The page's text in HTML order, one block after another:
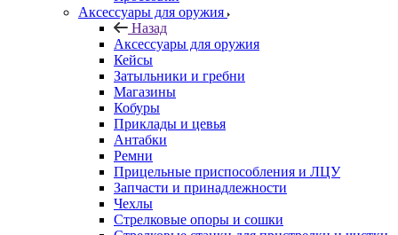
Аксессуары для оружия
Назад
Аксессуары для оружия
Кейсы
Затыльники и гребни
Магазины
Кобуры
Приклады и цевья
Антабки
Ремни
Прицельные приспособления и ЛЦУ
Запчасти и принадлежности
Чехлы
Стрелковые опоры и сошки